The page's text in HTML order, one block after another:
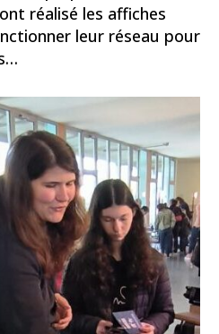
réalisé les affiches
leur réseau pour